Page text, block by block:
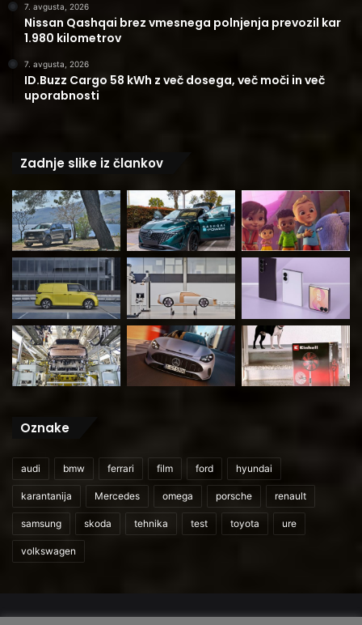
7. avgusta, 2026
Nissan Qashqai brez vmesnega polnjenja prevozil kar
1.980 kilometrov
7. avgusta, 2026
ID.Buzz Cargo 58 kWh z več dosega, več moči in več
uporabnosti
Zadnje slike iz člankov
Oznake
audi bmw ferrari film ford hyundai
karantanija Mercedes omega porsche renault
samsung skoda tehnika test toyota ure
volkswagen